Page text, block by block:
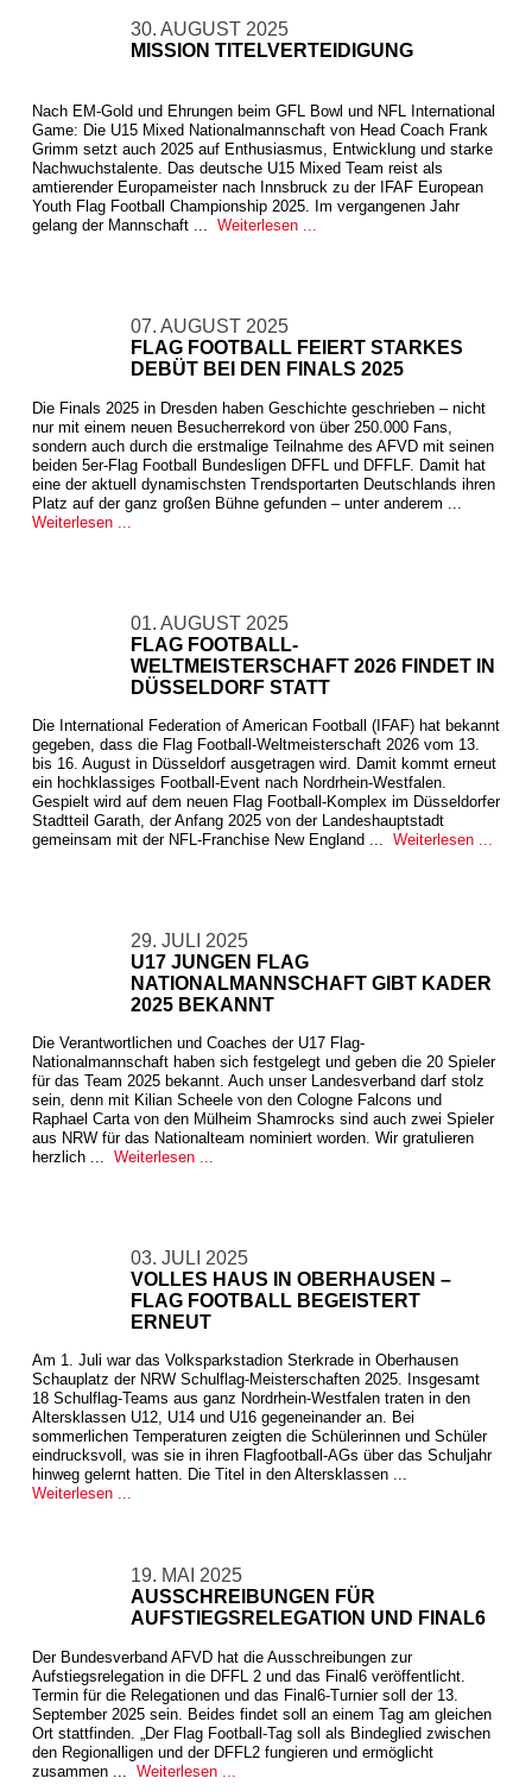
30. AUGUST 2025
MISSION TITELVERTEIDIGUNG
Nach EM-Gold und Ehrungen beim GFL Bowl und NFL International
Game: Die U15 Mixed Nationalmannschaft von Head Coach Frank
Grimm setzt auch 2025 auf Enthusiasmus, Entwicklung und starke
Nachwuchstalente. Das deutsche U15 Mixed Team reist als
amtierender Europameister nach Innsbruck zu der IFAF European
Youth Flag Football Championship 2025. Im vergangenen Jahr
gelang der Mannschaft ... Weiterlesen ...
07. AUGUST 2025
FLAG FOOTBALL FEIERT STARKES
DEBÜT BEI DEN FINALS 2025
Die Finals 2025 in Dresden haben Geschichte geschrieben – nicht
nur mit einem neuen Besucherrekord von über 250.000 Fans,
sondern auch durch die erstmalige Teilnahme des AFVD mit seinen
beiden 5er-Flag Football Bundesligen DFFL und DFFLF. Damit hat
eine der aktuell dynamischsten Trendsportarten Deutschlands ihren
Platz auf der ganz großen Bühne gefunden – unter anderem ...
Weiterlesen ...
01. AUGUST 2025
FLAG FOOTBALL-
WELTMEISTERSCHAFT 2026 FINDET IN
DÜSSELDORF STATT
Die International Federation of American Football (IFAF) hat bekannt
gegeben, dass die Flag Football-Weltmeisterschaft 2026 vom 13.
bis 16. August in Düsseldorf ausgetragen wird. Damit kommt erneut
ein hochklassiges Football-Event nach Nordrhein-Westfalen.
Gespielt wird auf dem neuen Flag Football-Komplex im Düsseldorfer
Stadtteil Garath, der Anfang 2025 von der Landeshauptstadt
gemeinsam mit der NFL-Franchise New England ... Weiterlesen ...
29. JULI 2025
U17 JUNGEN FLAG
NATIONALMANNSCHAFT GIBT KADER
2025 BEKANNT
Die Verantwortlichen und Coaches der U17 Flag-
Nationalmannschaft haben sich festgelegt und geben die 20 Spieler
für das Team 2025 bekannt. Auch unser Landesverband darf stolz
sein, denn mit Kilian Scheele von den Cologne Falcons und
Raphael Carta von den Mülheim Shamrocks sind auch zwei Spieler
aus NRW für das Nationalteam nominiert worden. Wir gratulieren
herzlich ... Weiterlesen ...
03. JULI 2025
VOLLES HAUS IN OBERHAUSEN –
FLAG FOOTBALL BEGEISTERT
ERNEUT
Am 1. Juli war das Volksparkstadion Sterkrade in Oberhausen
Schauplatz der NRW Schulflag-Meisterschaften 2025. Insgesamt
18 Schulflag-Teams aus ganz Nordrhein-Westfalen traten in den
Altersklassen U12, U14 und U16 gegeneinander an. Bei
sommerlichen Temperaturen zeigten die Schülerinnen und Schüler
eindrucksvoll, was sie in ihren Flagfootball-AGs über das Schuljahr
hinweg gelernt hatten. Die Titel in den Altersklassen ...
Weiterlesen ...
19. MAI 2025
AUSSCHREIBUNGEN FÜR
AUFSTIEGSRELEGATION UND FINAL6
Der Bundesverband AFVD hat die Ausschreibungen zur
Aufstiegsrelegation in die DFFL 2 und das Final6 veröffentlicht.
Termin für die Relegationen und das Final6-Turnier soll der 13.
September 2025 sein. Beides findet soll an einem Tag am gleichen
Ort stattfinden. „Der Flag Football-Tag soll als Bindeglied zwischen
den Regionalligen und der DFFL2 fungieren und ermöglicht
zusammen ... Weiterlesen ...